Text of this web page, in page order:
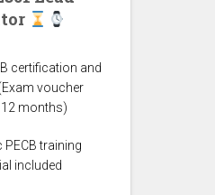
certification and
voucher
months)
PECB training
included